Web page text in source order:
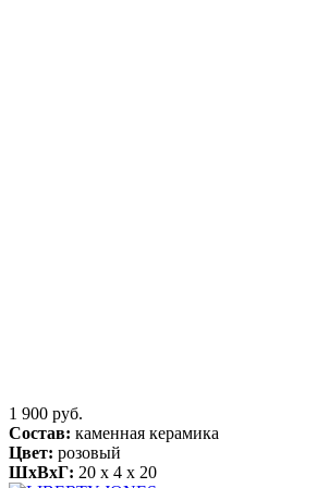
1 900 руб.
Состав: каменная керамика
Цвет: розовый
ШхВхГ: 20 x 4 x 20